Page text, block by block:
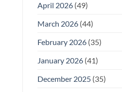
April 2026(49)
March 2026(44)
February 2026(35)
January 2026(41)
December 2025(35)